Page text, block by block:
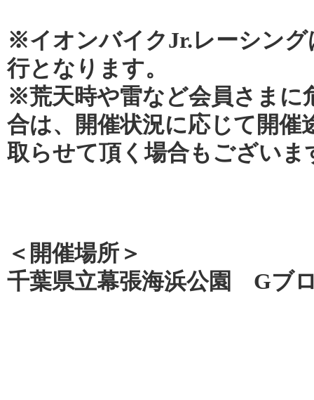
※イオンバイクJr.レーシング
行となります。
※荒天時や雷など会員さまに
合は、開催状況に応じて開催
取らせて頂く場合もございま
＜開催場所＞
千葉県立幕張海浜公園 Gブ